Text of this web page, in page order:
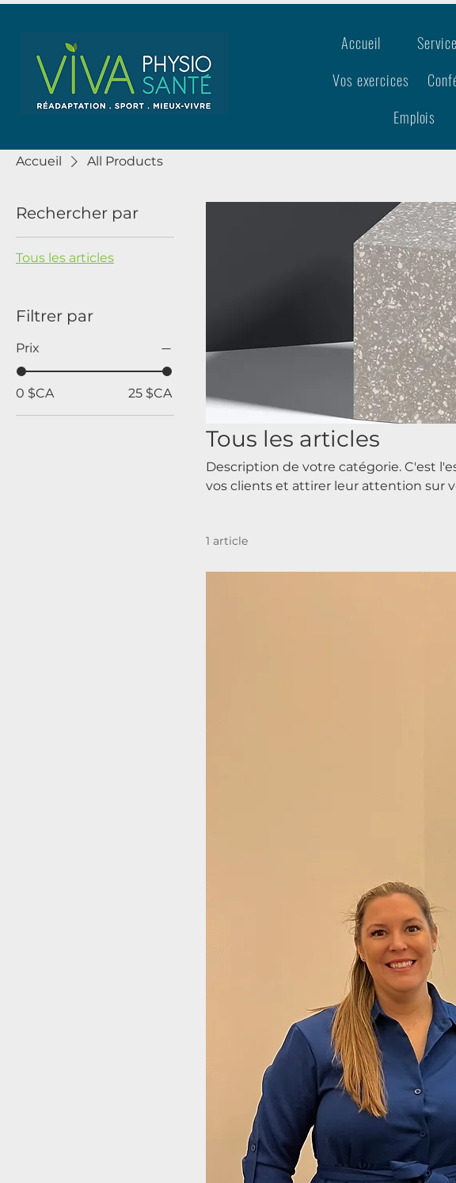
Accueil
Vos exercices
Emplois
Accueil All Products
Rechercher par
Tous les articles
Filtrer par
Prix
0 $CA 25 $CA
Tous les articles
Description de votre catégorie. C'est
vos clients et attirer leur attention sur
1 article